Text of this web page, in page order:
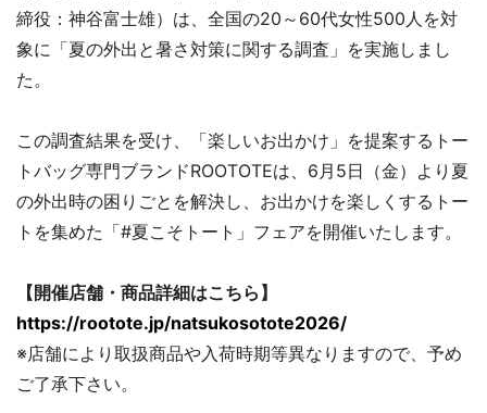
締役：神谷富士雄）は、全国の20～60代女性500人を対
象に「夏の外出と暑さ対策に関する調査」を実施しまし
た。
この調査結果を受け、「楽しいお出かけ」を提案するトー
トバッグ専門ブランドROOTOTEは、6月5日（金）より夏
の外出時の困りごとを解決し、お出かけを楽しくするトー
トを集めた「#夏こそトート」フェアを開催いたします。
【開催店舗・商品詳細はこちら】
https://rootote.jp/natsukosotote2026/
※店舗により取扱商品や入荷時期等異なりますので、予め
ご了承下さい。